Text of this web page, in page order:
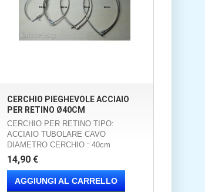
CERCHIO PIEGHEVOLE ACCIAIO
PER RETINO Ø40CM
CERCHIO PER RETINO TIPO:
ACCIAIO TUBOLARE CAVO
DIAMETRO CERCHIO : 40cm
14,90 €
AGGIUNGI AL CARRELLO